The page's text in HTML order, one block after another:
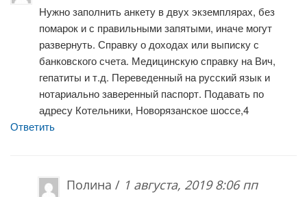
Нужно заполнить анкету в двух экземплярах, без
помарок и с правильными запятыми, иначе могут
развернуть. Справку о доходах или выписку с
банковского счета. Медицинскую справку на Вич,
гепатиты и т.д. Переведенный на русский язык и
нотариально заверенный паспорт. Подавать по
адресу Котельники, Новорязанское шоссе,4
Ответить
Полина / 1 августа, 2019 8:06 пп